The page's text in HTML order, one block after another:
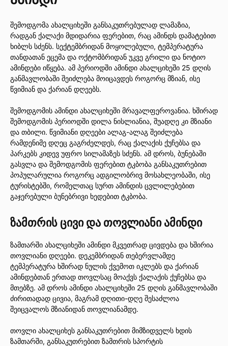
შემოდგომა ახალციხეში განსაკუთრებულად ლამაზია,
რადგან ქალაქი მდიდარია ფერებით, რაც ამინდს დამატებით
ხიბლს სძენს. სექტემბრიდან მოყოლებული, ტემპერატურა
თანდათან ეცემა და ოქტომბრიდან უკვე გრილი და ნოტიო
ამინდები იწყება. ამ პერიოდში ამინდი ახალციხეში 25 დღის
განმავლობაში შეიძლება მოიცავდეს როგორც მზიან, ისე
წვიმიან და ქარიან დღეებს.
შემოდგომის ამინდი ახალციხეში მრავალფეროვანია. ხშირად
შემოდგომის პერიოდში დილა ნისლიანია, შუადღე კი მზიანი
და თბილი. წვიმიანი დღეები ალაგ-ალაგ შეიძლება
რამდენიმე დღეც გაგრძელდეს, რაც ქალაქის ქუჩებსა და
პარკებს კიდევ უფრო სილამაზეს სძენს. ამ დროს, ბუნებაში
გასვლა და შემოდგომის ფერებით ტკბობა განსაკუთრებით
პოპულარულია როგორც ადგილობრივ მოსახლეობაში, ისე
ტურისტებში, რომელთაც სურთ ამინდის ცვლილებებით
გაჯერებული ბუნებრივი ხედებით ტკბობა.
ზამთრის ცივი და თოვლიანი ამინდი
ზამთარში ახალციხეში ამინდი მკვეთრად ცივდება და ხშირია
თოვლიანი დღეები. დეკემბრიდან თებერვლამდე
ტემპერატურა ხშირად ნულის ქვემოთ იკლებს და ქარიან
ამინდებთან ერთად თოვლსაც მოაქვს ქალაქის ქუჩებსა და
მთებზე. ამ დროს ამინდი ახალციხეში 25 დღის განმავლობაში
ძირითადად ცივია, მაგრამ დღითი-დღე შესაძლოა
შეიცვალოს მზიანიდან თოვლიანამდე.
თოვლი ახალციხეს განსაკუთრებით მიმზიდველს ხდის
ზამთარში, განსაკუთრებით ზამთრის სპორტის